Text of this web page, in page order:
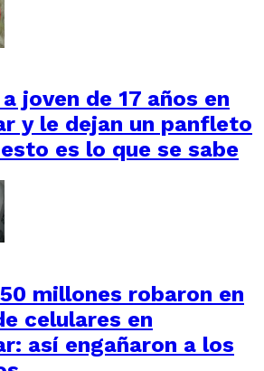
joven de 17 años en
y le dejan un panfleto
es lo que se sabe
millones robaron en
celulares en
así engañaron a los